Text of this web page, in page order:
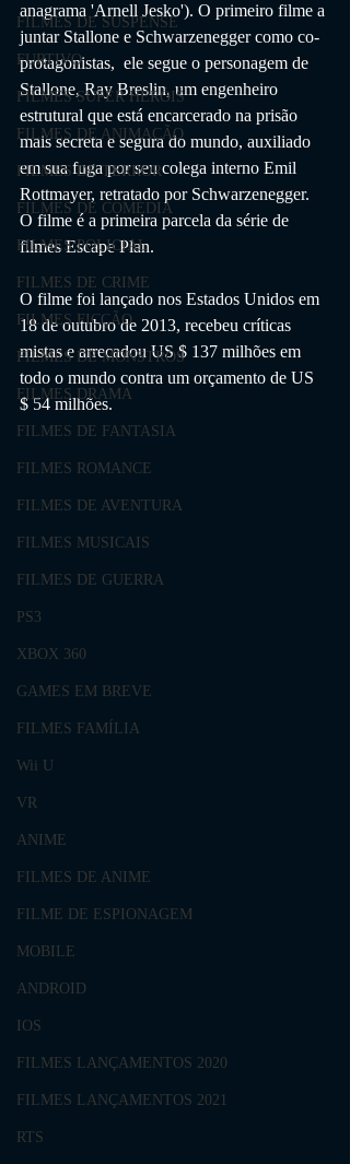
FILMES DE SUSPENSE
FURTIVO
FILMES SUPER HERÓIS
FILMES DE ANIMAÇÃO
FILMES DE TERROR
FILMES DE COMÉDIA
FILMES POLICIAL
FILMES DE CRIME
FILMES FICÇÃO
FILMES DE MONSTROS
FILMES DRAMA
FILMES DE FANTASIA
FILMES ROMANCE
FILMES DE AVENTURA
FILMES MUSICAIS
FILMES DE GUERRA
PS3
XBOX 360
GAMES EM BREVE
FILMES FAMÍLIA
Wii U
VR
ANIME
FILMES DE ANIME
FILME DE ESPIONAGEM
MOBILE
ANDROID
IOS
FILMES LANÇAMENTOS 2020
FILMES LANÇAMENTOS 2021
RTS
anagrama 'Arnell Jesko'). O primeiro filme a
juntar Stallone e Schwarzenegger como co-
protagonistas,  ele segue o personagem de
Stallone, Ray Breslin, um engenheiro
estrutural que está encarcerado na prisão
mais secreta e segura do mundo, auxiliado
em sua fuga por seu colega interno Emil
Rottmayer, retratado por Schwarzenegger.
O filme é a primeira parcela da série de
filmes Escape Plan.
O filme foi lançado nos Estados Unidos em
18 de outubro de 2013, recebeu críticas
mistas e arrecadou US $ 137 milhões em
todo o mundo contra um orçamento de US
$ 54 milhões.